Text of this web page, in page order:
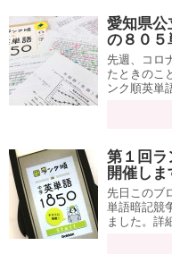
愛知県公
の８０５
先週、コロ
たときのこ
ンク順英単
第１回ラ
開催しま
先日このブ
単語暗記競
ました。詳